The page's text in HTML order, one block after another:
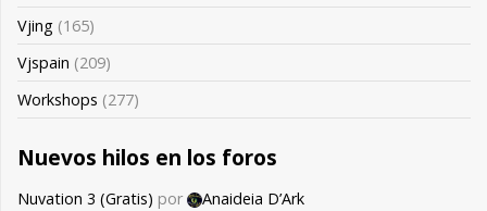
Vjing (165)
Vjspain (209)
Workshops (277)
Nuevos hilos en los foros
Nuvation 3 (Gratis) por
Anaideia D’Ark